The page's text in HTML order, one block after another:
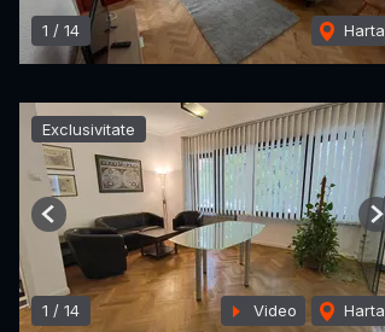
1 / 14 Harta
Exclusivitate
1 / 14 Video Harta
Previous